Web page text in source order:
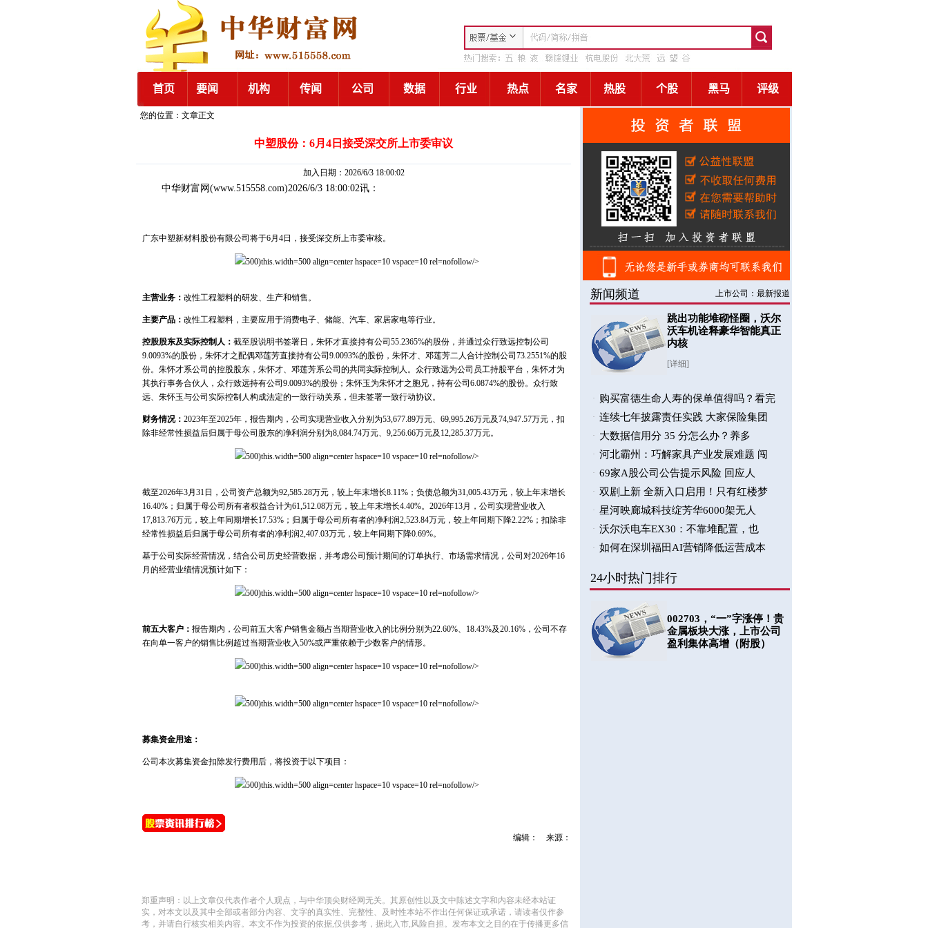
您的位置：文章正文
中塑股份：6月4日接受深交所上市委审议
加入日期：2026/6/3 18:00:02
中华财富网 (www.515558.com)2026/6/3 18:00:02讯：
广东中塑新材料股份有限公司将于6月4日，接受深交所上市委审核。
500)this.width=500 align=center hspace=10 vspace=10 rel=nofollow/>
主营业务： 改性工程塑料的研发、生产和销售。
主要产品： 改性工程塑料，主要应用于消费电子、储能、汽车、家居家电等行业。
控股股东及实际控制人： 截至股说明书签署日，朱怀才直接持有公司55.2365%的股份，并通过众行致远控制公司
9.0093%的股份，朱怀才之配偶邓莲芳直接持有公司9.0093%的股份，朱怀才、邓莲芳二人合计控制公司73.2551%的股
份。朱怀才系公司的控股股东，朱怀才、邓莲芳系公司的共同实际控制人。众行致远为公司员工持股平台，朱怀才为
其执行事务合伙人，众行致远持有公司9.0093%的股份；朱怀玉为朱怀才之胞兄，持有公司6.0874%的股份。众行致
远、朱怀玉与公司实际控制人构成法定的一致行动关系，但未签署一致行动协议。
财务情况： 2023年至2025年，报告期内，公司实现营业收入分别为53,677.89万元、69,995.26万元及74,947.57万元，扣
除非经常性损益后归属于母公司股东的净利润分别为8,084.74万元、9,256.66万元及12,285.37万元。
500)this.width=500 align=center hspace=10 vspace=10 rel=nofollow/>
截至2026年3月31日，公司资产总额为92,585.28万元，较上年末增长8.11%；负债总额为31,005.43万元，较上年末增长
16.40%；归属于母公司所有者权益合计为61,512.08万元，较上年末增长4.40%。2026年13月，公司实现营业收入
17,813.76万元，较上年同期增长17.53%；归属于母公司所有者的净利润2,523.84万元，较上年同期下降2.22%；扣除非
经常性损益后归属于母公司所有者的净利润2,407.03万元，较上年同期下降0.69%。
基于公司实际经营情况，结合公司历史经营数据，并考虑公司预计期间的订单执行、市场需求情况，公司对2026年16
月的经营业绩情况预计如下：
500)this.width=500 align=center hspace=10 vspace=10 rel=nofollow/>
前五大客户： 报告期内，公司前五大客户销售金额占当期营业收入的比例分别为22.60%、18.43%及20.16%，公司不存
在向单一客户的销售比例超过当期营业收入50%或严重依赖于少数客户的情形。
500)this.width=500 align=center hspace=10 vspace=10 rel=nofollow/>
500)this.width=500 align=center hspace=10 vspace=10 rel=nofollow/>
募集资金用途：
公司本次募集资金扣除发行费用后，将投资于以下项目：
500)this.width=500 align=center hspace=10 vspace=10 rel=nofollow/>
编辑： 来源：